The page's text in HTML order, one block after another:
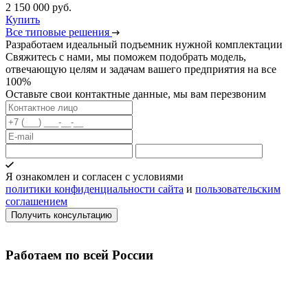
2 150 000 руб.
Купить
Все типовые решения
Разработаем идеальный подъемник нужной комплектации
Свяжитесь с нами, мы поможем подобрать модель,
отвечающую целям и задачам вашего предприятия на все
100%
Оставьте свои контактные данные, мы вам перезвоним
Я ознакомлен и согласен с условиями
политики конфиденциальности сайта и пользовательским
соглашением
Работаем по всей России